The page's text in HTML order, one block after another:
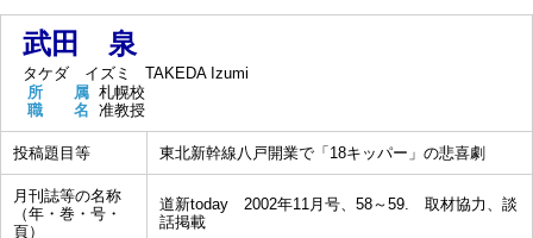
武田 泉
タケダ イズミ
TAKEDA Izumi
所 属 札幌校
職 名 准教授
投稿題目等 東北新幹線八戸開業で「18キッパー」の悲喜劇
月刊誌等の名称
（年・巻・号・
頁）
道新today 2002年11月号、58～59. 取材協力、談
話掲載